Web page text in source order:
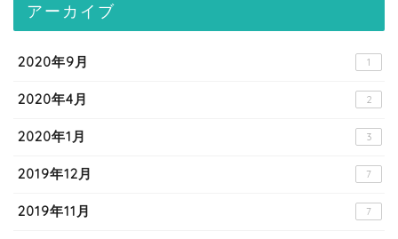
アーカイブ
2020年9月 1
2020年4月 2
2020年1月 3
2019年12月 7
2019年11月 7